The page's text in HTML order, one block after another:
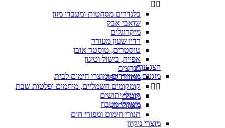
 
בלנדרים מסחטות ומעבדי מזון
שואבי אבק
מיקרוגלים
רדיו שעון מעורר
טוסטרים, טוסטר אובן
אפייה, בישול וטיגון
מגהצים
מכונות קפה
קומקומים חשמליים, מיחמים ופלטות שבת
קוטלי יתושים
משקלי מטבח
הצג עוד
מזגנים מאווררים ומוצרי חימום לבית
 
מזגנים
מאווררים
תנורי חימום ומפזרי חום
מוצרי ניקיון